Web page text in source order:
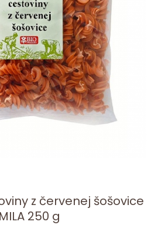
z červenej šošovice
250 g